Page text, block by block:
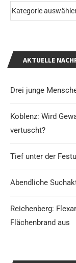
AKTUELLE
Drei junge
Koblenz: Wird
vertuscht?
Tief unter der
Abendliche
Reichenberg:
Flächenbrand aus